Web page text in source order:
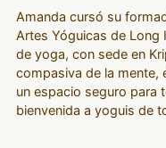
Amanda cursó su
Artes Yóguicas de Long
de yoga, con sede en
compasiva de la mente,
un espacio seguro para
bienvenida a yoguis de